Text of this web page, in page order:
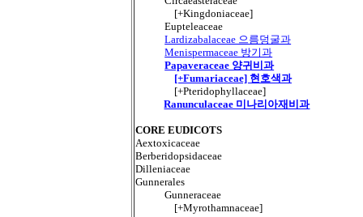
[+Kingdoniaceae]
Eupteleaceae
Lardizabalaceae 으름덩굴과
Menispermaceae 방기과
Papaveraceae 양귀비과
[+Fumariaceae] 현호색과
[+Pteridophyllaceae]
Ranunculaceae 미나리아재비과
CORE EUDICOTS
Aextoxicaceae
Berberidopsidaceae
Dilleniaceae
Gunnerales
Gunneraceae
[+Myrothamnaceae]